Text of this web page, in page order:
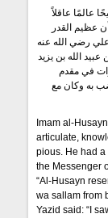
عالمًا عاقلاً
عظيم القدر
رضي الله عنه
الله بن يزيد
في مقدم
به وكان مع
Imam al-
articulate,
pious. He had
the Messenger
“Al-Husayn
wa sallam from
Yazid said: “I